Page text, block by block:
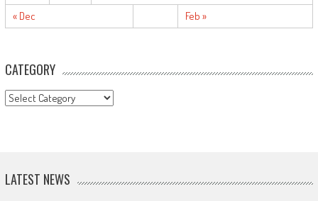
« Dec Feb »
CATEGORY
CATEGORY
LATEST NEWS